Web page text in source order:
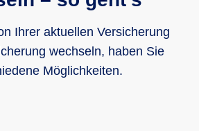
Sie ist in allen Kfz-
der R+V
Jahresbeitrag
unterwegs sowohl in
auch im europäischen
einer Panne, eines
Ihrer aktuellen Versicherung
wechseln, haben Sie
Möglichkeiten.